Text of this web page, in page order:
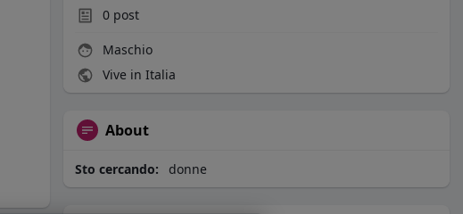
0 post
Maschio
Vive in Italia
About
Sto cercando: donne